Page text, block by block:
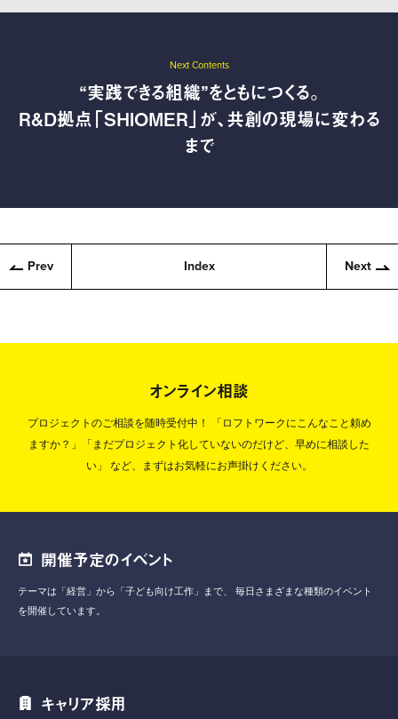
Next Contents
“実践できる組織”をともにつくる。
R&D拠点「SHIOMER」が、共創の現場に変わる
まで
Prev Index Next
オンライン相談
プロジェクトのご相談を随時受付中！
「ロフトワークにこんなこと頼め
ますか？」「まだプロジェクト化していないのだけど、早めに相談した
い」
など、まずはお気軽にお声掛けください。
開催予定のイベント
テーマは「経営」から「子ども向け工作」まで、
毎日さまざまな種類のイベント
を開催しています。
キャリア採用